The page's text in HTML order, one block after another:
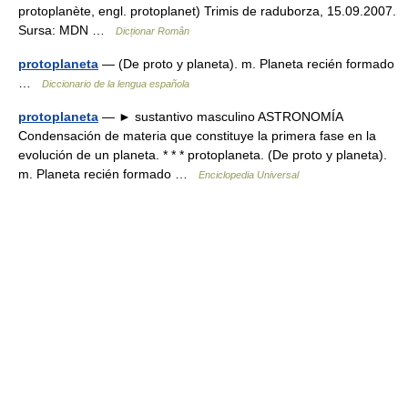
protoplanète, engl. protoplanet) Trimis de raduborza, 15.09.2007.
Sursa: MDN …
Dicționar Român
protoplaneta — (De proto y planeta). m. Planeta recién formado
Diccionario de la lengua española
protoplaneta — ► sustantivo masculino ASTRONOMÍA
Condensación de materia que constituye la primera fase en la
evolución de un planeta. * * * protoplaneta. (De proto y planeta).
m. Planeta recién formado …
Enciclopedia Universal